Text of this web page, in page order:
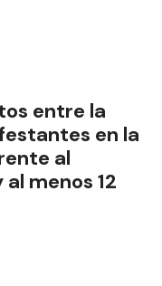
entre la
en la
al
menos 12